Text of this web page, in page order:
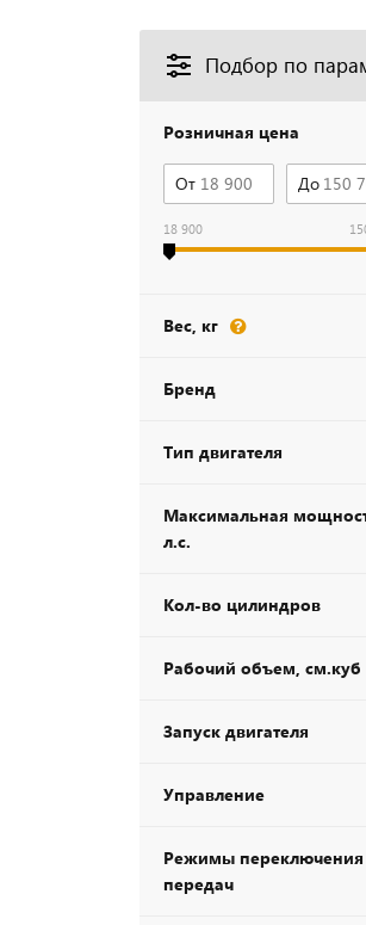
Розничная цена
От До
18 900
Вес, кг
Бренд
Тип двигателя
Максимальная
л.с.
Кол-во цилиндров
Рабочий объем, см.куб
Запуск двигателя
Управление
Режимы переключения
передач